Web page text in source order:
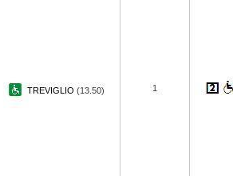
TREVIGLIO (13.50) 1